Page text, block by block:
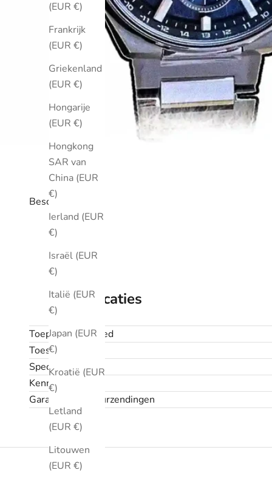
(EUR €)
Frankrijk
(EUR €)
Griekenland
(EUR €)
Hongarije
(EUR €)
Hongkong
SAR van
China (EUR
€)
Ierland (EUR
€)
Israël (EUR
€)
Italië (EUR
€)
Japan (EUR
€)
Kroatië (EUR
€)
Letland
(EUR €)
Litouwen
(EUR €)
Beschrijving
Specificaties
Toepassingsgebied
Toestand
Specificaties
Kenmerken
Garantie en retourzendingen